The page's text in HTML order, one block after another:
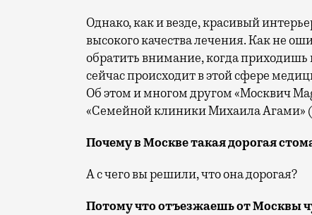
Однако, как и везде, красивый
высокого качества лечения. Как не
обратить внимание, когда приходишь
сейчас происходит в этой сфере
Об этом и многом другом «Москвич
«Семейной клиники Михаила Агами»
Почему в Москве такая дорогая
А с чего вы решили, что она дорогая?
Потому что отъезжаешь от Москвы